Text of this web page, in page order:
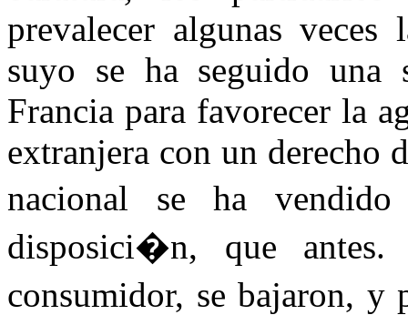
prevalecer algunas
suyo se ha seguido una
Francia para favorecer la
extranjera con un derecho
nacional se ha
disposici�n, que
consumidor, se bajaron,